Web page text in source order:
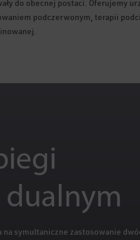
do obecnej postaci. Oferujemy
podczerwonym, terapii
symultaniczne zastosowanie